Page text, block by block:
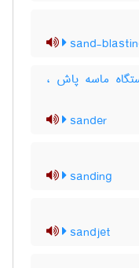
sand-
ماسه پاش ،
sander
sanding
sandjet